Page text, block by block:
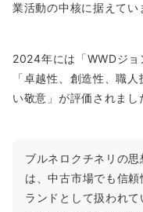
業活動の中核に据えてい
2024年には「WWDジョ
「卓越性、創造性、職
い敬意」が評価されまし
ブルネロクチネリの思
は、中古市場でも信
ランドとして扱われて